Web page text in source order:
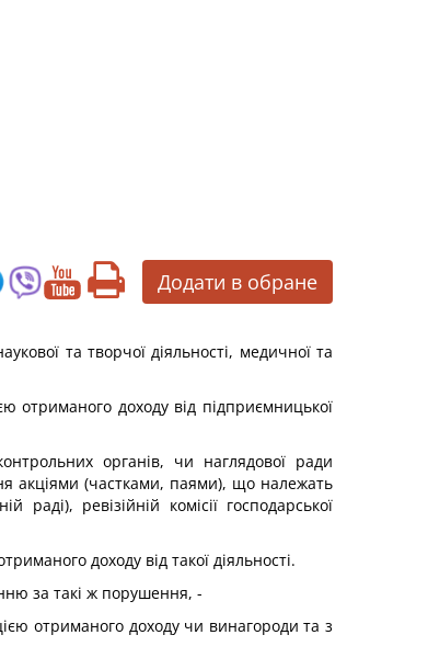
Додати в обране
та творчої діяльності, медичної та
отриманого доходу від підприємницької
органів, чи наглядової ради
акціями (частками, паями), що належать
ревізійній комісії господарської
доходу від такої діяльності.
за такі ж порушення, -
отриманого доходу чи винагороди та з